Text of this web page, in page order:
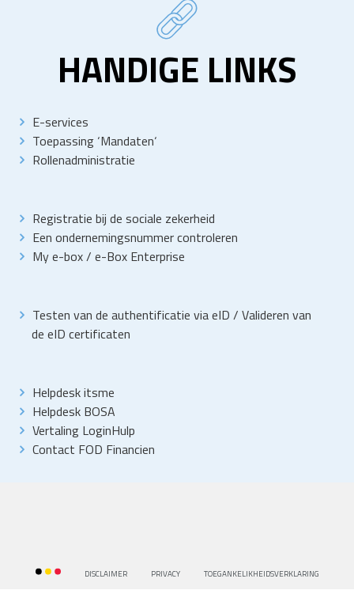
HANDIGE LINKS
E-services
Toepassing ‘Mandaten‘
Rollenadministratie
Registratie bij de sociale zekerheid
Een ondernemingsnummer controleren
My e-box/ e-Box Enterprise
Testen van de authentificatie via eID / Valideren van
de eID certificaten
Helpdesk itsme
Helpdesk BOSA
Vertaling LoginHulp
Contact FOD Financien
DISCLAIMER PRIVACY TOEGANKELIKHEIDSVERKLARING